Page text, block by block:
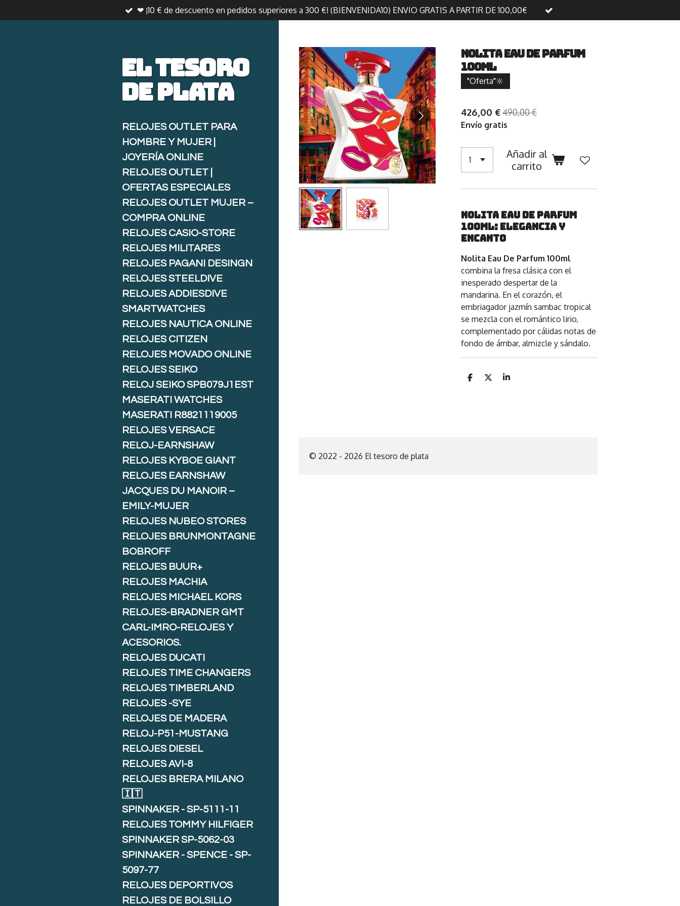
al
❤ ¡10 € de descuento en pedidos superiores a 300 €! (BIENVENIDA10) ENVIO GRATIS A PARTIR DE 100,00€
NOLITA EAU DE PARFUM
100ml
"Oferta"🔆
426,00 €490,00 €
Envío gratis
Añadir al
carrito
Nolita Eau De Parfum
100ml: Elegancia y
Encanto
Nolita Eau De Parfum 100ml
combina la fresa clásica con el
inesperado despertar de la
mandarina. En el corazón, el
embriagador jazmín sambac tropical
se mezcla con el romántico lirio,
complementado por cálidas notas de
fondo de ámbar, almizcle y sándalo.
C
C
C
© 2022 - 2026 El tesoro de plata
El tesoro
deplata
RELOJES OUTLET PARA
HOMBRE Y MUJER |
JOYERÍA ONLINE
RELOJES OUTLET |
OFERTAS ESPECIALES
RELOJES OUTLET MUJER –
COMPRA ONLINE
RELOJES CASIO-STORE
RELOJES MILITARES
RELOJES PAGANI DESINGN
RELOJES STEELDIVE
RELOJES ADDIESDIVE
SMARTWATCHES
RELOJES NAUTICA ONLINE
RELOJES CITIZEN
RELOJES MOVADO ONLINE
RELOJES SEIKO
RELOJ SEIKO SPB079J1EST
MASERATI WATCHES
MASERATI R8821119005
RELOJES VERSACE
RELOJ-EARNSHAW
RELOJES KYBOE GIANT
RELOJES EARNSHAW
JACQUES DU MANOIR –
EMILY-MUJER
RELOJES NUBEO STORES
RELOJES BRUNMONTAGNE
BOBROFF
RELOJES BUUR+
RELOJES MACHIA
RELOJES MICHAEL KORS
RELOJES-BRADNER GMT
CARL-IMRO-RELOJES Y
ACESORIOS.
RELOJES DUCATI
RELOJES TIME CHANGERS
RELOJES TIMBERLAND
RELOJES -SYE
RELOJES DE MADERA
RELOJ-P51-MUSTANG
RELOJES DIESEL
RELOJES AVI-8
RELOJES BRERA MILANO
🇮🇹
SPINNAKER - SP-5111-11
RELOJES TOMMY HILFIGER
SPINNAKER SP-5062-03
SPINNAKER - SPENCE - SP-
5097-77
RELOJES DEPORTIVOS
RELOJES DE BOLSILLO